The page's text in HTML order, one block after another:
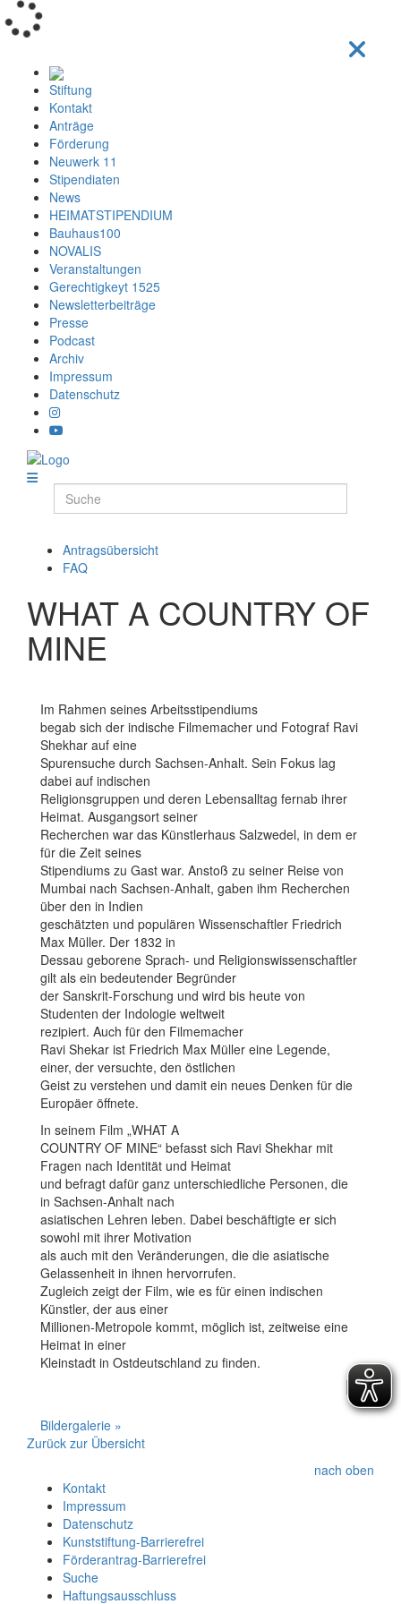
Stiftung
Kontakt
Anträge
Förderung
Neuwerk 11
Stipendiaten
News
HEIMATSTIPENDIUM
Bauhaus100
NOVALIS
Veranstaltungen
Gerechtigkeyt 1525
Newsletterbeiträge
Presse
Podcast
Archiv
Impressum
Datenschutz
Antragsübersicht
FAQ
WHAT A COUNTRY OF
MINE
Im Rahmen seines Arbeitsstipendiums
begab sich der indische Filmemacher und Fotograf Ravi
Shekhar auf eine
Spurensuche durch Sachsen-Anhalt. Sein Fokus lag
dabei auf indischen
Religionsgruppen und deren Lebensalltag fernab ihrer
Heimat. Ausgangsort seiner
Recherchen war das Künstlerhaus Salzwedel, in dem er
für die Zeit seines
Stipendiums zu Gast war. Anstoß zu seiner Reise von
Mumbai nach Sachsen-Anhalt, gaben ihm Recherchen
über den in Indien
geschätzten und populären Wissenschaftler Friedrich
Max Müller. Der 1832 in
Dessau geborene Sprach- und Religionswissenschaftler
gilt als ein bedeutender Begründer
der Sanskrit-Forschung und wird bis heute von
Studenten der Indologie weltweit
rezipiert. Auch für den Filmemacher
Ravi Shekar ist Friedrich Max Müller eine Legende,
einer, der versuchte, den östlichen
Geist zu verstehen und damit ein neues Denken für die
Europäer öffnete.
In seinem Film „WHAT A
COUNTRY OF MINE“ befasst sich Ravi Shekhar mit
Fragen nach Identität und Heimat
und befragt dafür ganz unterschiedliche Personen, die
in Sachsen-Anhalt nach
asiatischen Lehren leben. Dabei beschäftigte er sich
sowohl mit ihrer Motivation
als auch mit den Veränderungen, die die asiatische
Gelassenheit in ihnen hervorrufen.
Zugleich zeigt der Film, wie es für einen indischen
Künstler, der aus einer
Millionen-Metropole kommt, möglich ist, zeitweise eine
Heimat in einer
Kleinstadt in Ostdeutschland zu finden.
Bildergalerie »
Zurück zur Übersicht
nach oben
Kontakt
Impressum
Datenschutz
Kunststiftung-Barrierefrei
Förderantrag-Barrierefrei
Suche
Haftungsausschluss